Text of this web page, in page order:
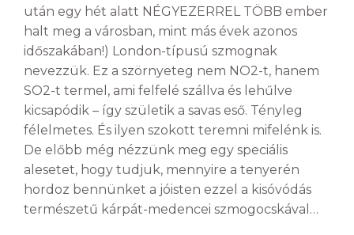
után egy hét alatt NÉGYEZERREL TÖBB ember
halt meg a városban, mint más évek azonos
időszakában!) London-típusú szmognak
nevezzük. Ez a szörnyeteg nem NO2-t, hanem
SO2-t termel, ami felfelé szállva és lehűlve
kicsapódik – így születik a savas eső. Tényleg
félelmetes. És ilyen szokott teremni mifelénk is.
De előbb még nézzünk meg egy speciális
alesetet, hogy tudjuk, mennyire a tenyerén
hordoz bennünket a jóisten ezzel a kisóvódás
természetű kárpát-medencei szmogocskával…